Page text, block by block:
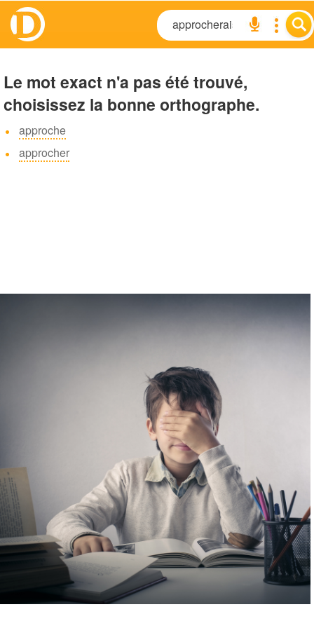
Le mot exact n'a pas été trouvé,
choisissez la bonne orthographe.
approche
approcher